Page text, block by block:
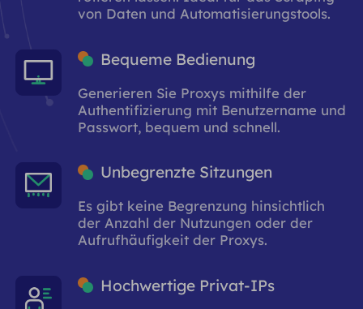
von Daten und Automatisierungstools.
Bequeme Bedienung
Generieren Sie Proxys mithilfe der
Authentifizierung mit Benutzername und
Passwort, bequem und schnell.
Unbegrenzte Sitzungen
Es gibt keine Begrenzung hinsichtlich
der Anzahl der Nutzungen oder der
Aufrufhäufigkeit der Proxys.
Hochwertige Privat-IPs